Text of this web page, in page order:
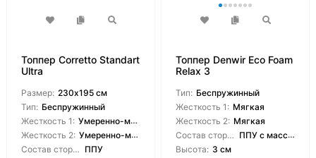
Топпер Corretto Standart
Ultra
Размер: 230х195 см
Тип: Беспружинный
Жесткость 1: Умеренно-мягкая
Жесткость 2: Умеренно-мягкая
Состав сторон: ППУ
Топпер Denwir Eco Foam
Relax 3
Тип: Беспружинный
Жесткость 1: Мягкая
Жесткость 2: Мягкая
Состав сторон: ППУ с массажным эффектом
Высота: 3 см